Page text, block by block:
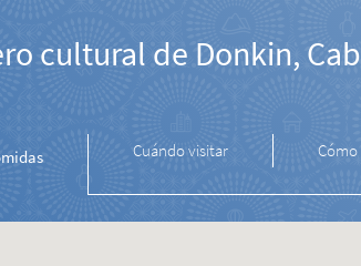
cultural de Donkin,
Cuándo visitar